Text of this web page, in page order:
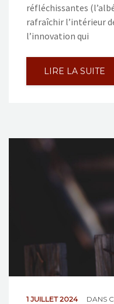
réfléchissantes
rafraîchir l’intérieur
l’innovation qui
LIRE LA SUITE
1 JUILLET 2024 DANS